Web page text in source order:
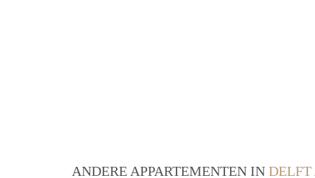
ANDERE APPARTEMENTEN IN DELFT